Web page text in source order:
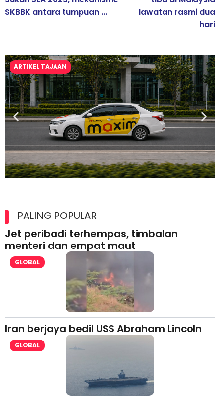
SKBBK antara tumpuan ...
lawatan rasmi dua
hari
ARTIKEL TAJAAN
lesen separuh pertama 2026
PALING POPULAR
Jet peribadi terhempas, timbalan
menteri dan empat maut
GLOBAL
Iran berjaya bedil USS Abraham Lincoln
GLOBAL